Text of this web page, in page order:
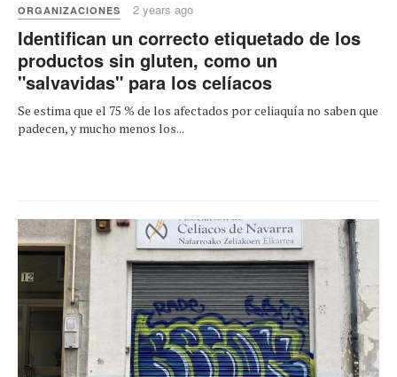
ORGANIZACIONES 2 years ago
Identifican un correcto etiquetado de los
productos sin gluten, como un
"salvavidas" para los celíacos
Se estima que el 75 % de los afectados por celiaquía no saben que
padecen, y mucho menos los...